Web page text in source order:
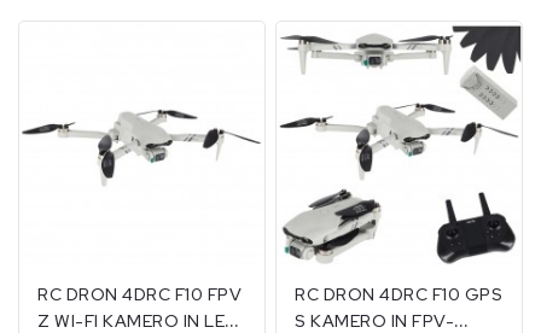
RC DRON 4DRC F10 FPV
Z WI-FI KAMERO IN LED-
RC DRON 4DRC F10 GPS
S KAMERO IN FPV-